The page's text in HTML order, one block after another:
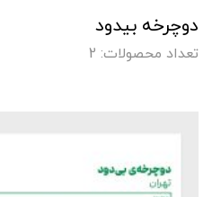
دوچرخه بیدود
تعداد محصولات: 2